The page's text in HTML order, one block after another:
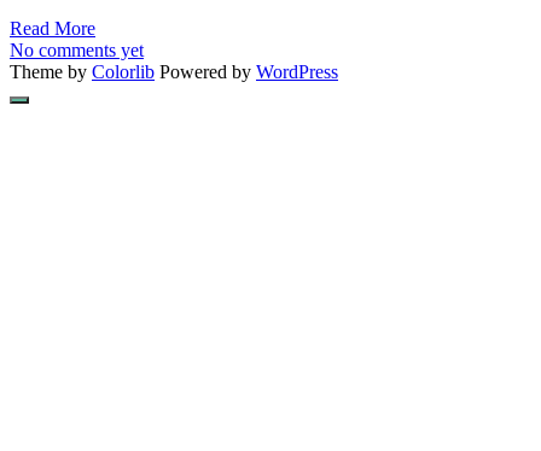
Read More
No comments yet
Theme by Colorlib Powered by WordPress